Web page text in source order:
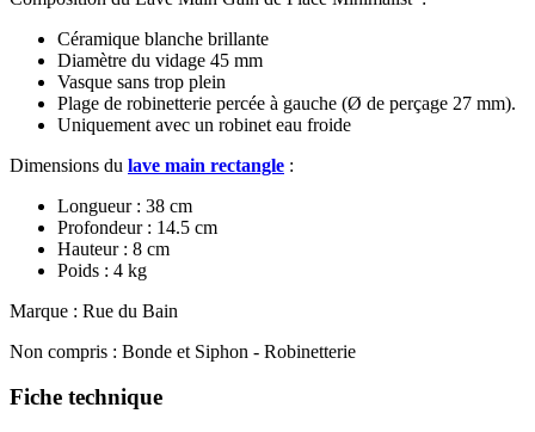
Céramique blanche brillante
Diamètre du vidage 45 mm
Vasque sans trop plein
Plage de robinetterie percée à gauche (Ø de perçage 27 mm).
Uniquement avec un robinet eau froide
Dimensions du lave main rectangle :
Longueur : 38 cm
Profondeur : 14.5 cm
Hauteur : 8 cm
Poids : 4 kg
Marque : Rue du Bain
Non compris : Bonde et Siphon - Robinetterie
Fiche technique